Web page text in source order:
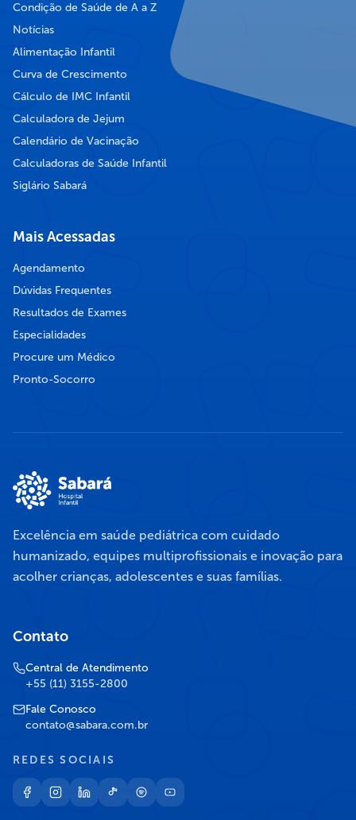
Condição de Saúde de A a Z
Notícias
Alimentação Infantil
Curva de Crescimento
Cálculo de IMC Infantil
Calculadora de Jejum
Calendário de Vacinação
Calculadoras de Saúde Infantil
Siglário Sabará
Mais Acessadas
Agendamento
Dúvidas Frequentes
Resultados de Exames
Especialidades
Procure um Médico
Pronto-Socorro
Excelência em saúde pediátrica com cuidado
humanizado, equipes multiprofissionais e inovação para
acolher crianças, adolescentes e suas famílias.
Contato
Central de Atendimento
+55 (11) 3155-2800
Fale Conosco
contato@sabara.com.br
REDES SOCIAIS